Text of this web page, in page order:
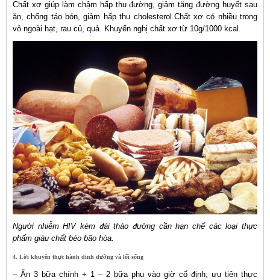
Chất xơ giúp làm chậm hấp thu đường, giảm tăng đường huyết sau
ăn, chống táo bón, giảm hấp thu cholesterol.Chất xơ có nhiều trong
vỏ ngoài hạt, rau củ, quả. Khuyến nghị chất xơ từ 10g/1000 kcal.
Người nhiễm HIV kèm đái tháo đường cần hạn chế các loại thực
phẩm giàu chất béo bão hòa.
4. Lời khuyên thực hành dinh dưỡng và lối sống
– Ăn 3 bữa chính + 1 – 2 bữa phụ vào giờ cố định; ưu tiên thực